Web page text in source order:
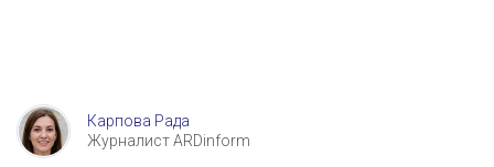
Карпова Рада
Журналист ARDinform